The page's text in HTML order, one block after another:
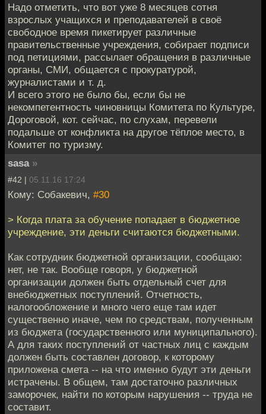
Надо отметить, что вот уже 8 месяцев сотня
взрослых учащихся и преподавателей в своё
свободное время пикетирует различные
правительственные учреждения, собирает подписи
под петициями, рассылает обращения в различные
органы, СМИ, общается с прокуратурой,
журналистами и т. д.
И всего этого не было бы, если бы не
некомпетентность чиновницы Комитета по Культуре,
Дороговой, кот. сейчас, по слухам, перевели
подальше от конфликта на другое тёплое место, в
Комитет по туризму.
sasa »
#42 | 05.11.16 17:24
Кому: Собакевич, #30
> Когда плата за обучение попадает в бюджетное
учреждение, эти деньги считаются бюджетными.
Как сотрудник бюджетной организации, сообщаю:
нет, не так. Вообще говоря, у бюджетной
организации должен быть отдельный счет для
внебюджетных поступлений. Отчетность,
налогообложение и много чего еще там идет
существенно иначе, чем по средствам, полученным
из бюджета (государственного или муниципального).
А для таких поступлений от частных лиц с каждым
должен быть составлен договор, к которому
приложена смета -- на что именно будут эти деньги
истрачены. В общем, там достаточно различных
заморочек, найти по которым нарушения -- труда не
составит.